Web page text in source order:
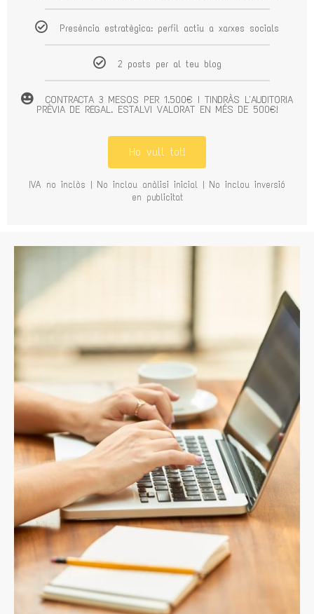
Presència estratègica: perfil actiu a xarxes socials
2 posts per al teu blog
CONTRACTA 3 MESOS PER 1.500€ I TINDRÀS L'AUDITORIA
PRÈVIA DE REGAL. ESTALVI VALORAT EN MÉS DE 500€!
Ho vull tot!
IVA no inclòs | No inclou anàlisi inicial | No inclou inversió
en publicitat